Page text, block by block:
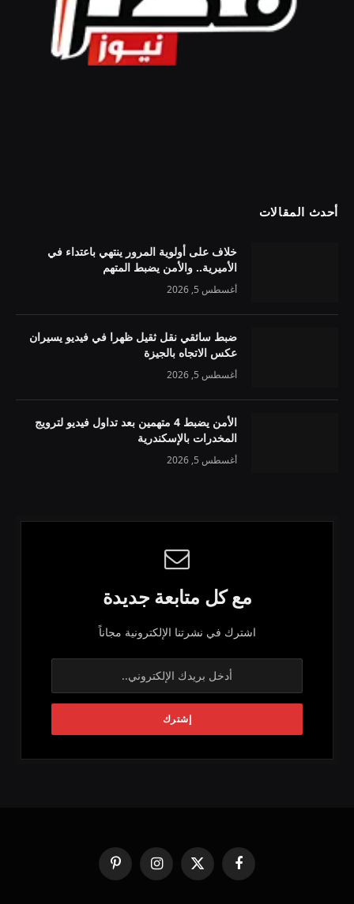
أحدث المقالات
خلاف على أولوية المرور ينتهي باعتداء في
الأميرية.. والأمن يضبط المتهم
أغسطس 5, 2026
ضبط سائقي نقل ثقيل ظهرا في فيديو يسيران
عكس الاتجاه بالجيزة
أغسطس 5, 2026
الأمن يضبط 4 متهمين بعد تداول فيديو لترويج
المخدرات بالإسكندرية
أغسطس 5, 2026
مع كل متابعة جديدة
اشترك في نشرتنا الإلكترونية مجاناً
فيسبوك
X
(Twitter)
الانستغرامبينتيريست